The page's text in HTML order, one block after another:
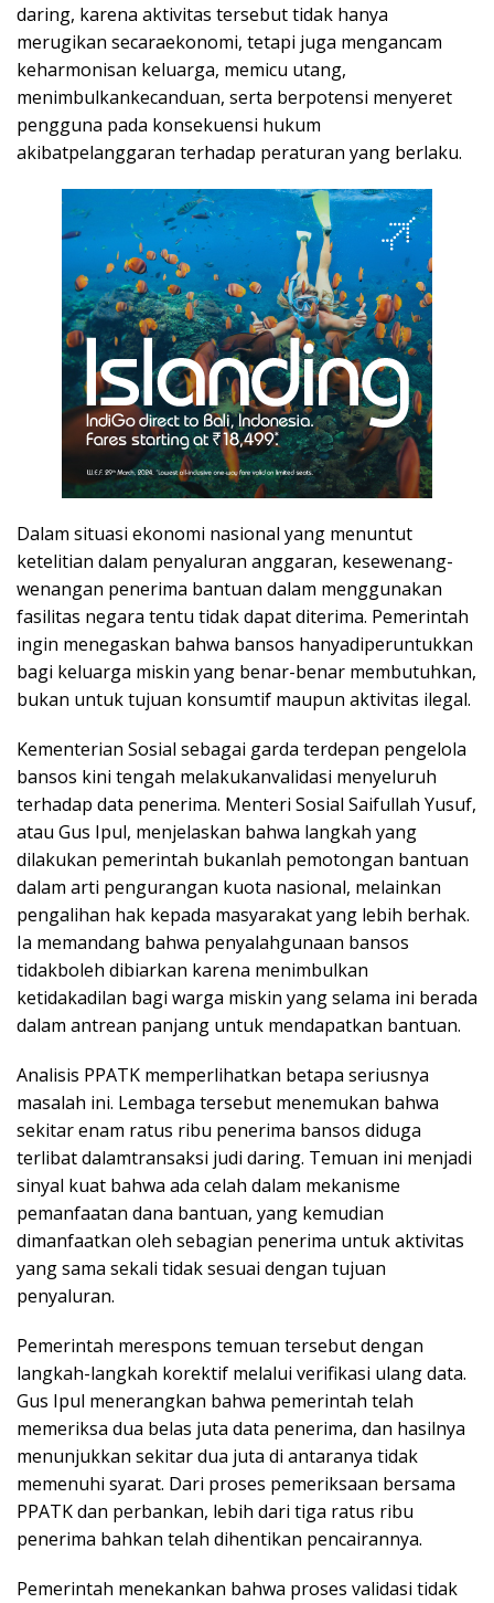
daring, karena aktivitas tersebut tidak hanya
merugikan secaraekonomi, tetapi juga mengancam
keharmonisan keluarga, memicu utang,
menimbulkankecanduan, serta berpotensi menyeret
pengguna pada konsekuensi hukum
akibatpelanggaran terhadap peraturan yang berlaku.
Dalam situasi ekonomi nasional yang menuntut
ketelitian dalam penyaluran anggaran, kesewenang-
wenangan penerima bantuan dalam menggunakan
fasilitas negara tentu tidak dapat diterima. Pemerintah
ingin menegaskan bahwa bansos hanyadiperuntukkan
bagi keluarga miskin yang benar-benar membutuhkan,
bukan untuk tujuan konsumtif maupun aktivitas ilegal.
Kementerian Sosial sebagai garda terdepan pengelola
bansos kini tengah melakukanvalidasi menyeluruh
terhadap data penerima. Menteri Sosial Saifullah Yusuf,
atau Gus Ipul, menjelaskan bahwa langkah yang
dilakukan pemerintah bukanlah pemotongan bantuan
dalam arti pengurangan kuota nasional, melainkan
pengalihan hak kepada masyarakat yang lebih berhak.
Ia memandang bahwa penyalahgunaan bansos
tidakboleh dibiarkan karena menimbulkan
ketidakadilan bagi warga miskin yang selama ini berada
dalam antrean panjang untuk mendapatkan bantuan.
Analisis PPATK memperlihatkan betapa seriusnya
masalah ini. Lembaga tersebut menemukan bahwa
sekitar enam ratus ribu penerima bansos diduga
terlibat dalamtransaksi judi daring. Temuan ini menjadi
sinyal kuat bahwa ada celah dalam mekanisme
pemanfaatan dana bantuan, yang kemudian
dimanfaatkan oleh sebagian penerima untuk aktivitas
yang sama sekali tidak sesuai dengan tujuan
penyaluran.
Pemerintah merespons temuan tersebut dengan
langkah-langkah korektif melalui verifikasi ulang data.
Gus Ipul menerangkan bahwa pemerintah telah
memeriksa dua belas juta data penerima, dan hasilnya
menunjukkan sekitar dua juta di antaranya tidak
memenuhi syarat. Dari proses pemeriksaan bersama
PPATK dan perbankan, lebih dari tiga ratus ribu
penerima bahkan telah dihentikan pencairannya.
Pemerintah menekankan bahwa proses validasi tidak